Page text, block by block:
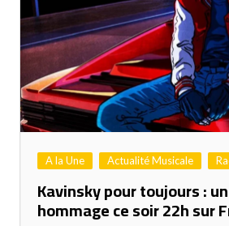
A la Une Actualité Musicale
Kavinsky pour toujours :
hommage ce soir 22h sur